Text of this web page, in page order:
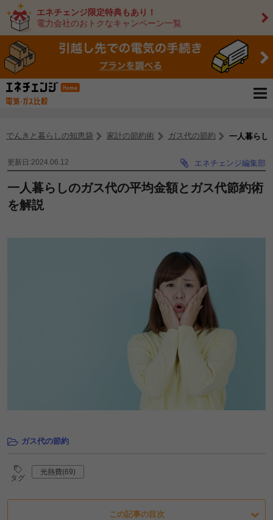
エネチェンジ限定特典もあり！
電力会社のおトクなキャンペーン一覧
でんきと暮らしの知恵袋 家計の節約術 ガス代の節約 一人暮らし
更新日:2024.06.12 エネチェンジ編集部
一人暮らしのガス代の平均金額とガス代節約術
を解説
ガス代の節約
タグ
光熱費(69)
この記事の目次